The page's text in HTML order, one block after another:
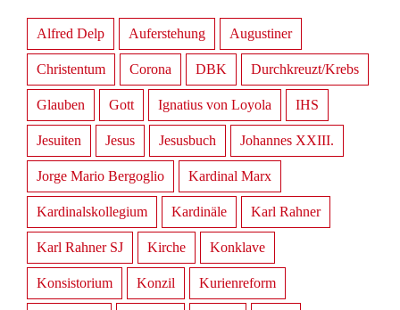
Alfred Delp Auferstehung Augustiner
Christentum Corona DBK Durchkreuzt/Krebs
Glauben Gott Ignatius von Loyola IHS
Jesuiten Jesus Jesusbuch Johannes XXIII.
Jorge Mario Bergoglio Kardinal Marx
Kardinalskollegium Kardinäle Karl Rahner
Karl Rahner SJ Kirche Konklave
Konsistorium Konzil Kurienreform